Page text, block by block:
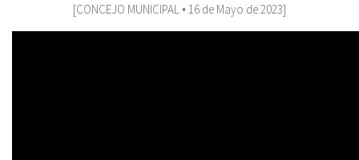
[CONCEJO MUNICIPAL • 16 de Mayo de 2023]